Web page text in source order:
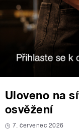
Uloveno na
osvěžení
7. červenec 2026